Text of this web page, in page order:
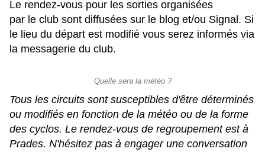
Le rendez-vous pour les sorties organisées
par le club sont diffusées sur le blog et/ou Signal. Si
le lieu du départ est modifié vous serez informés via
la messagerie du club.
Quelle sera la météo ?
Tous les circuits sont susceptibles d'être déterminés
ou modifiés en fonction de la météo ou de la forme
des cyclos. Le rendez-vous de regroupement est à
Prades. N'hésitez pas à engager une conversation